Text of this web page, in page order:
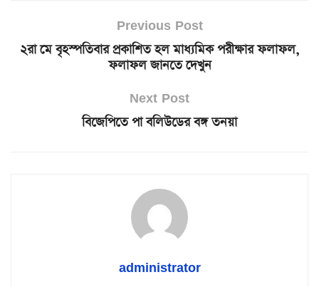
Previous Post
২রা মে বৃহস্পতিবার প্রকাশিত হল মাধ্যমিক পরীক্ষার ফলাফল,
ফলাফল জানতে দেখুন
Next Post
বিজেপিতে পা বলিউডের বঙ্গ তনয়া
administrator